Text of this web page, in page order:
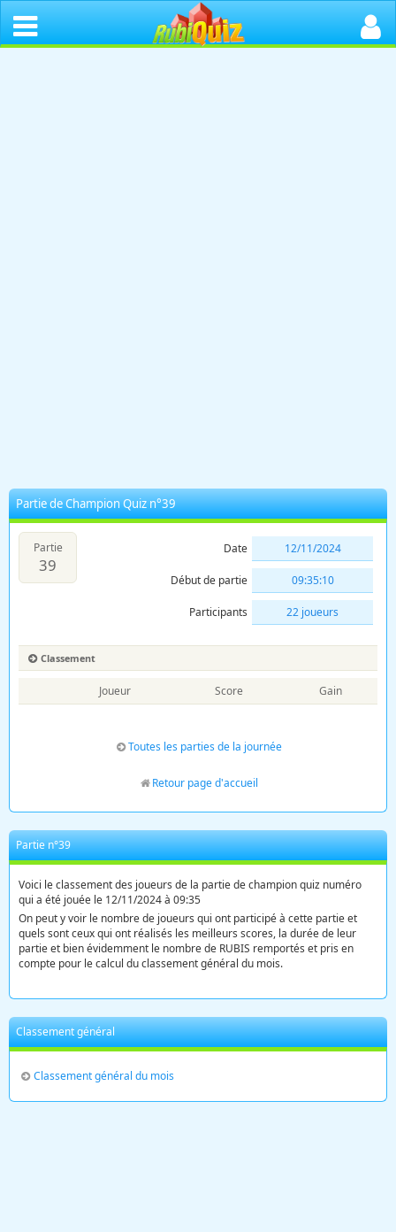
Partie de Champion Quiz n°39
Partie
39
Date 12/11/2024
Début de partie 09:35:10
Participants 22 joueurs
Classement
Joueur Score Gain
Toutes les parties de la journée
Retour page d'accueil
Partie n°39
Voici le classement des joueurs de la partie de champion quiz numéro
qui a été jouée le 12/11/2024 à 09:35
On peut y voir le nombre de joueurs qui ont participé à cette partie et
quels sont ceux qui ont réalisés les meilleurs scores, la durée de leur
partie et bien évidemment le nombre de RUBIS remportés et pris en
compte pour le calcul du classement général du mois.
Classement général
Classement général du mois